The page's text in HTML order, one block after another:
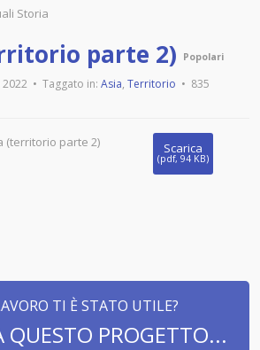
Storia
parte 2) Popolari
Taggato in: Asia, Territorio
835
Scarica
(pdf, 94 KB)
(territorio parte 2)
TI È STATO UTILE?
QUESTO PROGETTO...